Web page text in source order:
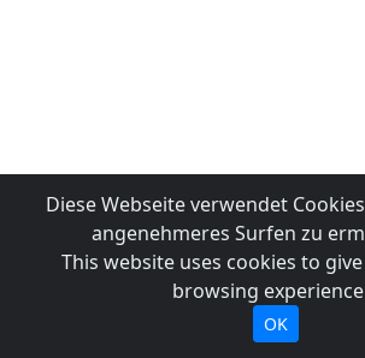
Diese Webseite verwendet
angenehmeres Surfen zu
This website uses cookies to
browsing
OK